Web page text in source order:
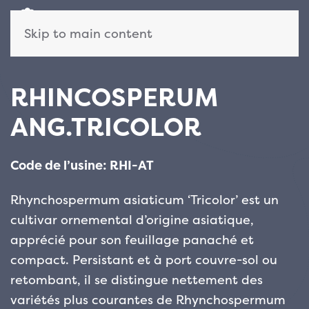
Skip to main content
RHINCOSPERUM
ANG.TRICOLOR
Code de l’usine: RHI-AT
Rhynchospermum asiaticum ‘Tricolor’ est un
cultivar ornemental d’origine asiatique,
apprécié pour son feuillage panaché et
compact. Persistant et à port couvre-sol ou
retombant, il se distingue nettement des
variétés plus courantes de Rhynchospermum